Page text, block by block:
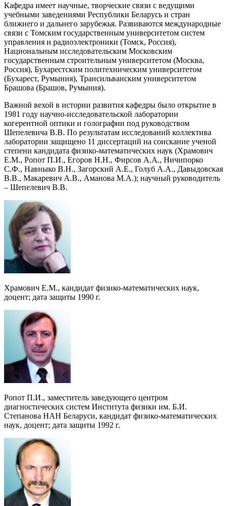
Кафедра имеет научные, творческие связи с ведущими
учебными заведениями Республики Беларусь и стран
ближнего и дальнего зарубежья. Развиваются международные
связи с Томским государственным университетом систем
управления и радиоэлектроники (Томск, Россия),
Национальным исследовательским Московским
государственным строительным университетом (Москва,
Россия), Бухарестским политехническим университетом
(Бухарест, Румыния), Трансильванским университетом
Брашова (Брашов, Румыния).
Важной вехой в истории развития кафедры было открытие в
1981 году научно-исследовательской лаборатории
когерентной оптики и голографии под руководством
Шепелевича В.В. По результатам исследований коллектива
лаборатории защищено 11 диссертаций на соискание ученой
степени кандидата физико-математических наук (Храмович
Е.М., Ропот П.И., Егоров Н.Н., Фирсов А.А., Ничипорко
С.Ф., Навныко В.Н., Загорский А.Е., Голуб А.А., Давыдовская
В.В., Макаревич А.В., Аманова М.A.); научный руководитель
– Шепелевич В.В.
Храмович Е.М., кандидат физико-математических наук,
доцент; дата защиты 1990 г.
Ропот П.И., заместитель заведующего центром
диагностических систем Института физики им. Б.И.
Степанова НАН Беларуси, кандидат физико-математических
наук, доцент; дата защиты 1992 г.